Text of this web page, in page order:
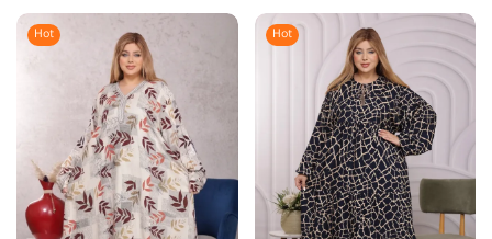
Hot
Hot